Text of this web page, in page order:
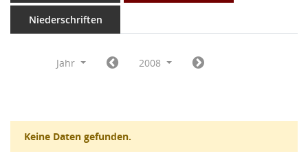
Niederschriften
Jahr 2008
Keine Daten gefunden.